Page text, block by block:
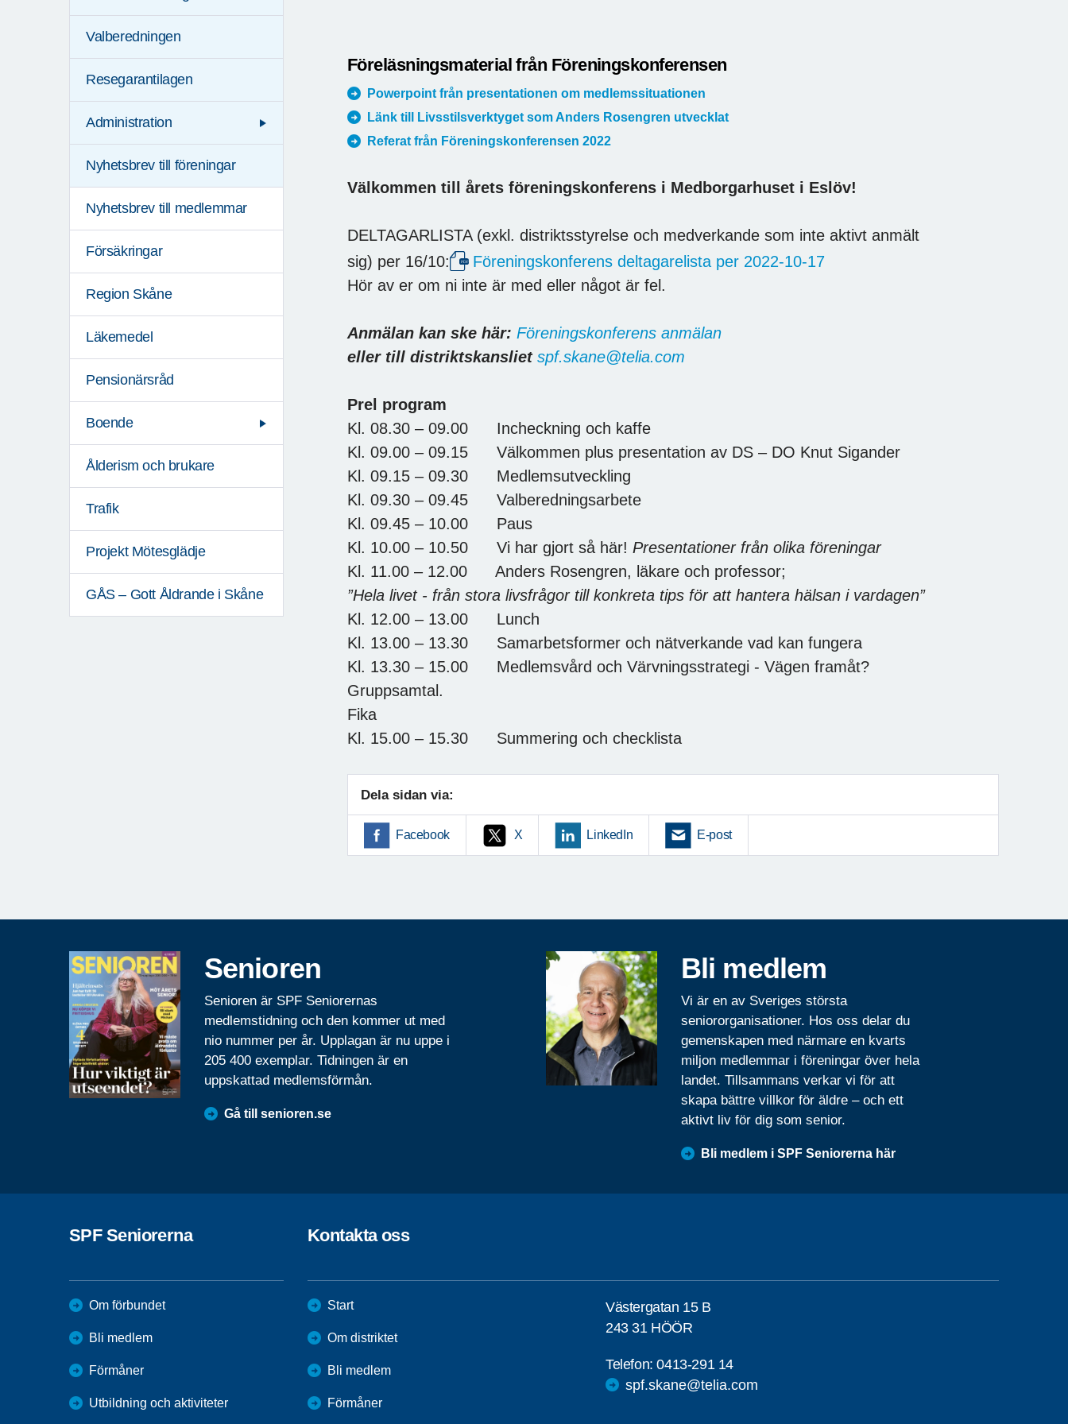
Valberedningen
Resegarantilagen
Administration
Nyhetsbrev till föreningar
Nyhetsbrev till medlemmar
Försäkringar
Region Skåne
Läkemedel
Pensionärsråd
Boende
Ålderism och brukare
Trafik
Projekt Mötesglädje
GÅS – Gott Åldrande i Skåne
Föreläsningsmaterial från Föreningskonferensen
Powerpoint från presentationen om medlemssituationen
Länk till Livsstilsverktyget som Anders Rosengren utvecklat
Referat från Föreningskonferensen 2022
Välkommen till årets föreningskonferens i Medborgarhuset i Eslöv!
DELTAGARLISTA (exkl. distriktsstyrelse och medverkande som inte aktivt anmält
sig) per 16/10:
Föreningskonferens deltagarelista per 2022-10-17
Hör av er om ni inte är med eller något är fel.
Anmälan kan ske här: Föreningskonferens anmälan
eller till distriktskansliet spf.skane@telia.com
Prel program
Kl. 08.30 – 09.00 Incheckning och kaffe
Kl. 09.00 – 09.15 Välkommen plus presentation av DS – DO Knut Sigander
Kl. 09.15 – 09.30 Medlemsutveckling
Kl. 09.30 – 09.45 Valberedningsarbete
Kl. 09.45 – 10.00 Paus
Kl. 10.00 – 10.50 Vi har gjort så här! Presentationer från olika föreningar
Kl. 11.00 – 12.00 Anders Rosengren, läkare och professor;
”Hela livet - från stora livsfrågor till konkreta tips för att hantera hälsan i vardagen”
Kl. 12.00 – 13.00 Lunch
Kl. 13.00 – 13.30 Samarbetsformer och nätverkande vad kan fungera
Kl. 13.30 – 15.00 Medlemsvård och Värvningsstrategi - Vägen framåt?
Gruppsamtal.
Fika
Kl. 15.00 – 15.30 Summering och checklista
Dela sidan via:
Facebook X LinkedIn E-post
Senioren
Senioren är SPF Seniorernas
medlemstidning och den kommer ut med
nio nummer per år. Upplagan är nu uppe i
205 400 exemplar. Tidningen är en
uppskattad medlemsförmån.
Gå till senioren.se
Bli medlem
Vi är en av Sveriges största
seniororganisationer. Hos oss delar du
gemenskapen med närmare en kvarts
miljon medlemmar i föreningar över hela
landet. Tillsammans verkar vi för att
skapa bättre villkor för äldre – och ett
aktivt liv för dig som senior.
Bli medlem i SPF Seniorerna här
SPF Seniorerna
Om förbundet
Bli medlem
Förmåner
Utbildning och aktiviteter
Kontakta oss
Start
Om distriktet
Bli medlem
Förmåner
Västergatan 15 B
243 31 HÖÖR
Telefon:0413-291 14
spf.skane@telia.com